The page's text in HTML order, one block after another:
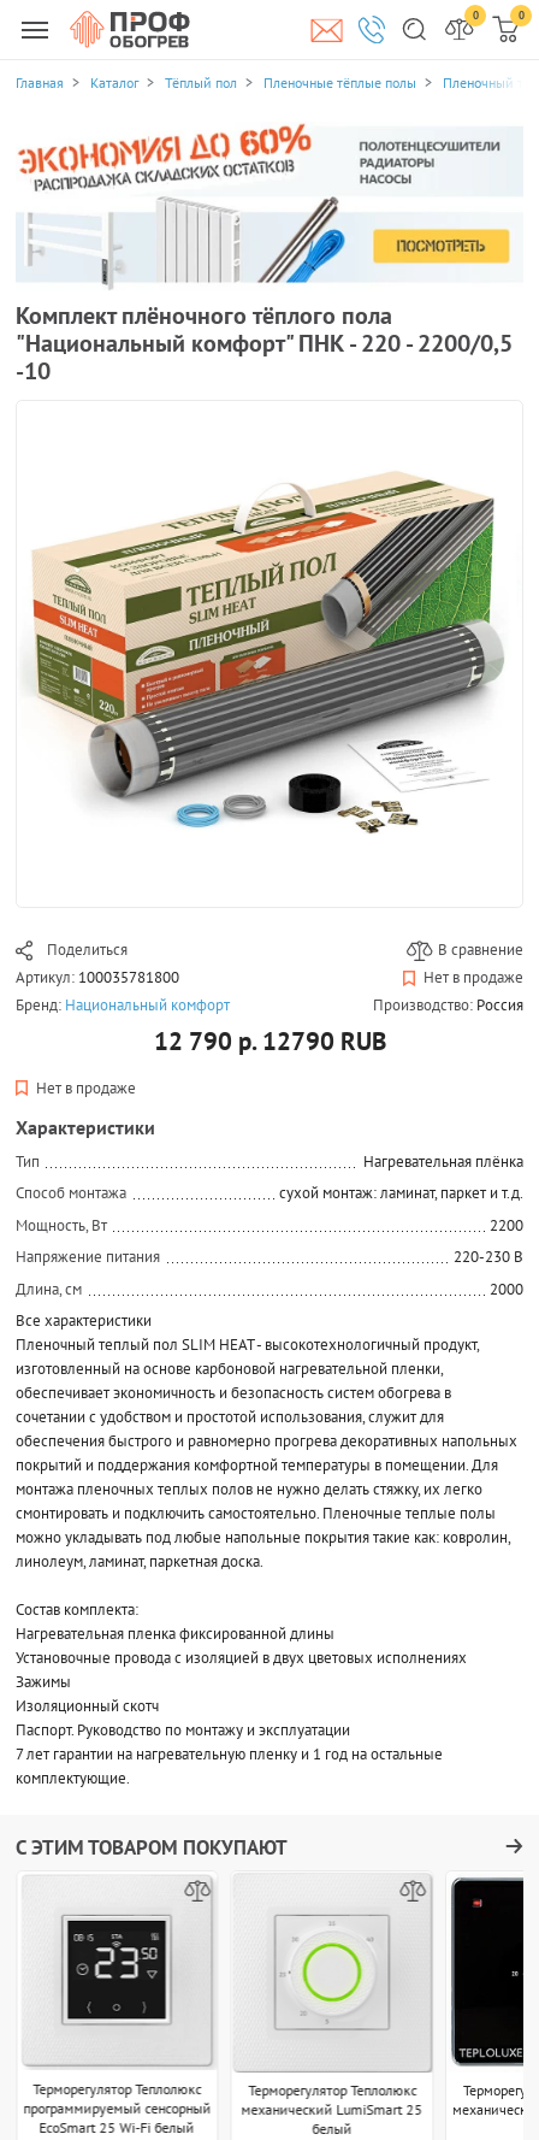
0 0
Главная Каталог Тёплый пол Пленочные тёплые полы Пленочный
Комплект плёночного тёплого пола
"Национальный комфорт" ПНК - 220 - 2200/0,5
-10
Поделиться
В сравнение
Артикул: 100035781800
Нет в продаже
Бренд: Национальный комфорт Производство: Россия
12 790 р. 12790 RUB
Нет в продаже
Характеристики
Тип
Нагревательная плёнка
Способ монтажа
сухой монтаж: ламинат, паркет и т.д.
Мощность, Вт
2200
Напряжение питания
220-230 В
Длина, см
2000
Все характеристики
Пленочный теплый пол SLIM HEAT - высокотехнологичный продукт,
изготовленный на основе карбоновой нагревательной пленки,
обеспечивает экономичность и безопасность систем обогрева в
сочетании с удобством и простотой использования, служит для
обеспечения быстрого и равномерно прогрева декоративных напольных
покрытий и поддержания комфортной температуры в помещении. Для
монтажа пленочных теплых полов не нужно делать стяжку, их легко
смонтировать и подключить самостоятельно. Пленочные теплые полы
можно укладывать под любые напольные покрытия такие как: ковролин,
линолеум, ламинат, паркетная доска.
Состав комплекта:
Нагревательная пленка фиксированной длины
Установочные провода с изоляцией в двух цветовых исполнениях
Зажимы
Изоляционный скотч
Паспорт. Руководство по монтажу и эксплуатации
7 лет гарантии на нагревательную пленку и 1 год на остальные
комплектующие.
С ЭТИМ ТОВАРОМ ПОКУПАЮТ
Терморегулятор Теплолюкс
программируемый сенсорный
EcoSmart 25 Wi-Fi белый
Терморегулятор Теплолюкс
механический LumiSmart 25
белый